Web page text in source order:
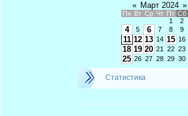
« Март 2024 »
Пн Вт Ср Чт Пт Сб
1
2
4 5 6 7 8 9
11 12 13 14 15 16
18 19 20 21 22 23
25 26 27 28 29 30
Статистика